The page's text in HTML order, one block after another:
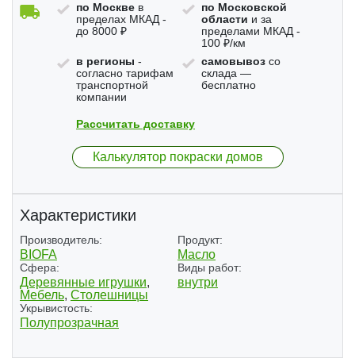
по Москве в
пределах МКАД -
до 8000 ₽
по Московской
области и за
пределами МКАД -
100 ₽/км
в регионы -
согласно тарифам
транспортной
компании
самовывозсо
склада —
бесплатно
Рассчитать доставку
Калькулятор покраски домов
Характеристики
Производитель:
BIOFA
Продукт:
Масло
Сфера:
Деревянные игрушки,
Мебель, Столешницы
Виды работ:
внутри
Укрывистость:
Полупрозрачная